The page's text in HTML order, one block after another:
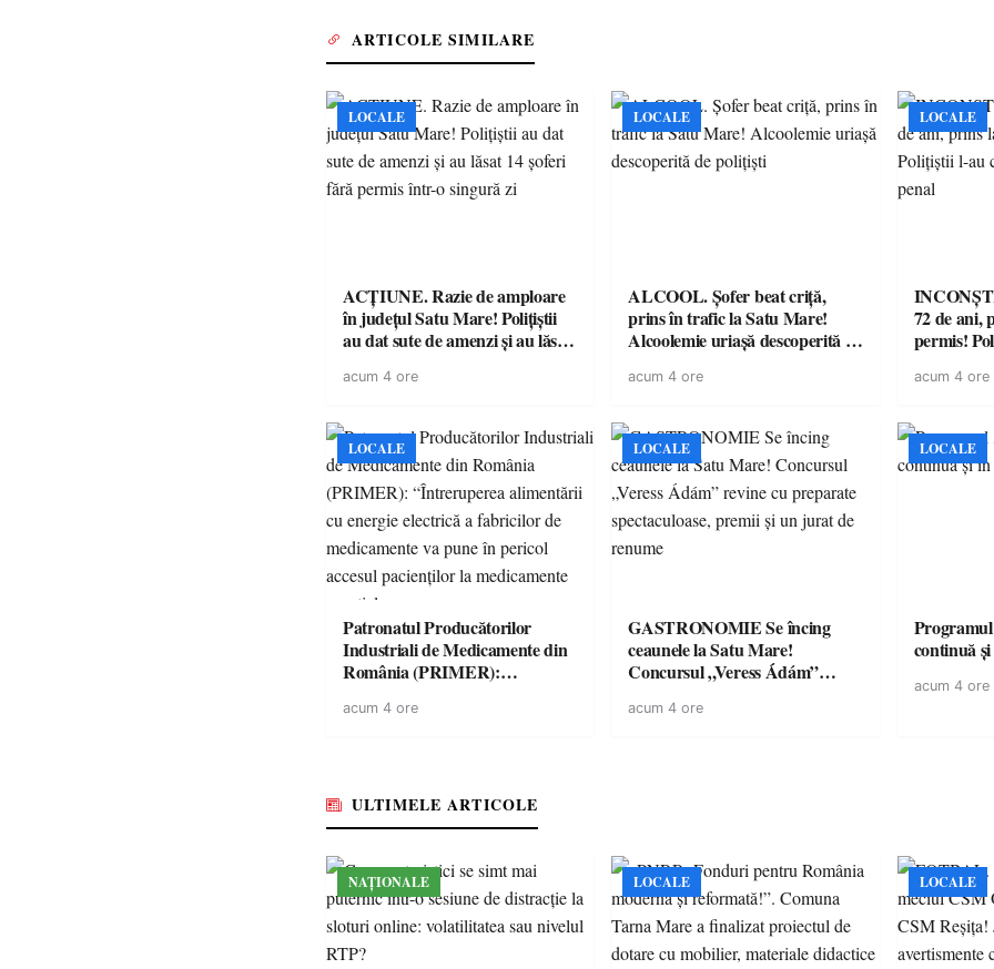
ARTICOLE SIMILARE
LOCALE
ACȚIUNE. Razie de amploare
în județul Satu Mare! Polițiștii
au dat sute de amenzi și au lăsat
singură zi
acum 4 ore
LOCALE
ALCOOL. Șofer beat criță,
prins în trafic la Satu Mare!
Alcoolemie uriașă descoperită de
acum 4 ore
LOCALE
72 de ani,
permis!
acum 4 ore
LOCALE
Patronatul Producătorilor
Industriali de Medicamente din
România (PRIMER):
energie electrică a fabricilor de
acum 4 ore
LOCALE
GASTRONOMIE Se încing
ceaunele la Satu Mare!
Concursul „Veress Ádám”
spectaculoase, premii și un jurat
acum 4 ore
LOCALE
continuă
acum 4 ore
ULTIMELE ARTICOLE
NAȚIONALE LOCALE LOCALE